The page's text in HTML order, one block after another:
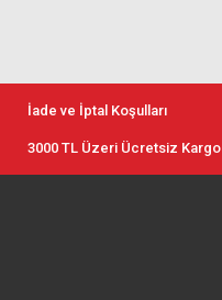
İade ve İptal Koşulları
3000 TL Üzeri Ücretsiz Kargo